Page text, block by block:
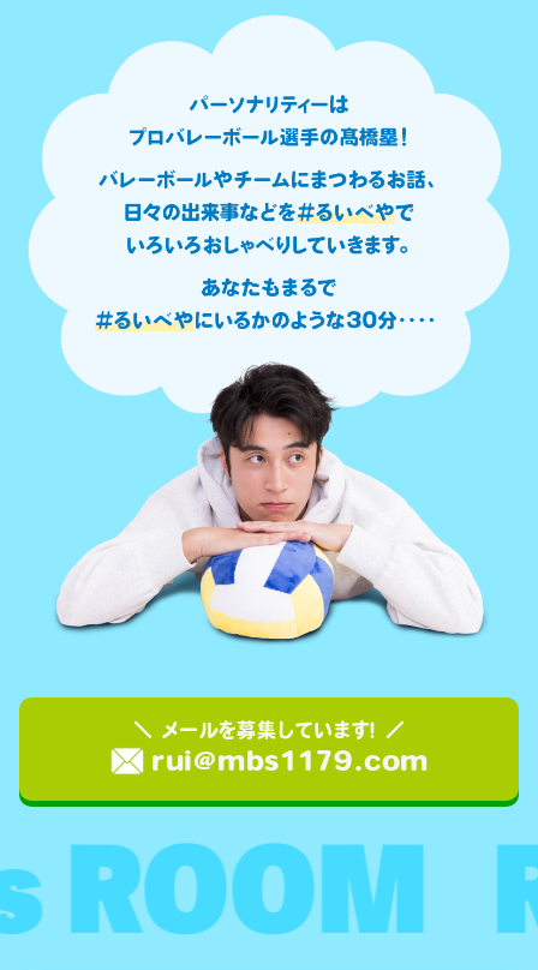
＼ メールを募集しています！ ／
rui@mbs1179.com